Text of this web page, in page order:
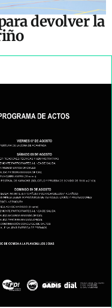
devolver la